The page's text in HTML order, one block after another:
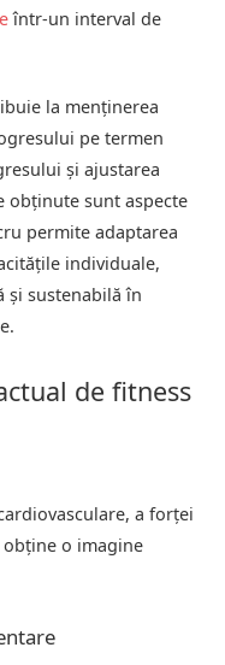
într-un interval de
la menținerea
pe termen
și ajustarea
obținute sunt aspecte
permite adaptarea
individuale,
și sustenabilă în
de fitness
a forței
o imagine